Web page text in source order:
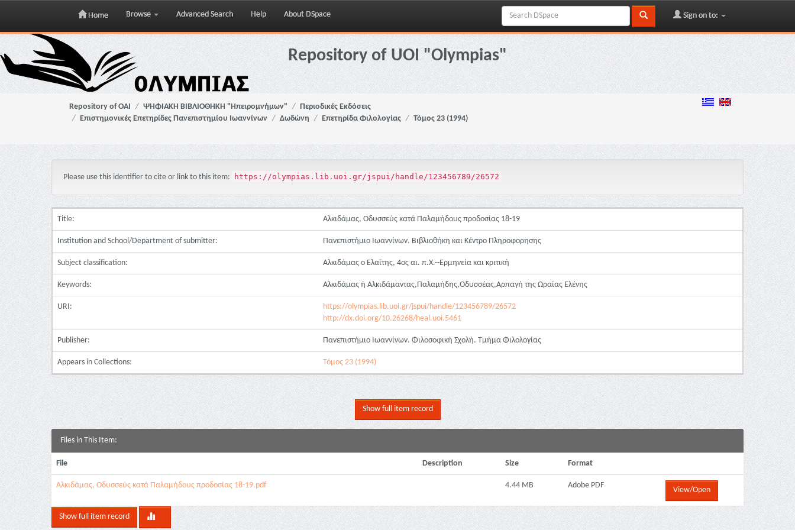
Skip
navigation
Home Browse Advanced Search Help About DSpace Sign on to:
Repository of UOI "Olympias"
Repository of OAI ΨΗΦΙΑΚΗ ΒΙΒΛΙΟΘΗΚΗ "Ηπειρομνήμων"
Περιοδικές Εκδόσεις
Επιστημονικές Επετηρίδες Πανεπιστημίου Ιωαννίνων
Δωδώνη Επετηρίδα Φιλολογίας Τόμος 23 (1994)
Please use this identifier to cite or link to this item: https://olympias.lib.uoi.gr/jspui/handle/123456789/26572
Title: Αλκιδάμας, Οδυσσεύς κατά Παλαμήδους προδοσίας 18-19
Institution and School/Department of submitter: Πανεπιστήμιο Ιωαννίνων. Βιβλιοθήκη και Κέντρο Πληροφορησης
Subject classification: Αλκιδάμας ο Ελαΐτης, 4ος αι. π.Χ.--Ερμηνεία και κριτική
Keywords: Αλκιδάμας ή Αλκιδάμαντας,Παλαμήδης,Οδυσσέας,Αρπαγή της Ωραίας Ελένης
URI:
https://olympias.lib.uoi.gr/jspui/handle/123456789/26572
http://dx.doi.org/10.26268/heal.uoi.5461
Publisher: Πανεπιστήμιο Ιωαννίνων. Φιλοσοφική Σχολή. Τμήμα Φιλολογίας
Appears in Collections: Τόμος 23 (1994)
Show full item record
Files in This Item:
File Description Size Format
Αλκιδάμας, Οδυσσεύς κατά Παλαμήδους προδοσίας 18-19.pdf 4.44 MB Adobe PDF
View/Open
Show full item record